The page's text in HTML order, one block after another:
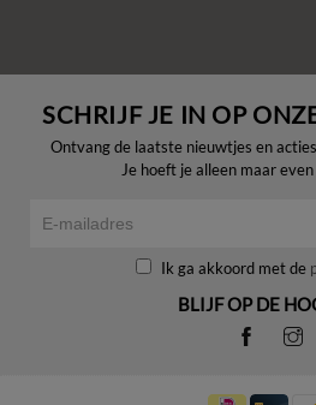
SCHRIJF JE IN OP
Ontvang de laatste nieuwtjes en
Je hoeft je alleen maar
Ik ga akkoord met de
BLIJF OP DE